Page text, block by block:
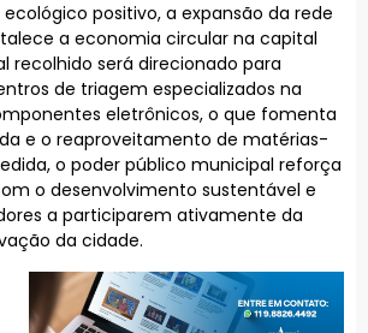
positivo, a expansão da rede
a economia circular na capital
recolhido será direcionado para
de triagem especializados na
eletrônicos, o que fomenta
e o reaproveitamento de matérias-
o poder público municipal reforça
o desenvolvimento sustentável e
a participarem ativamente da
da cidade.